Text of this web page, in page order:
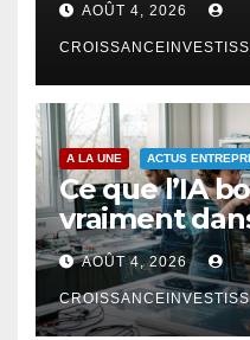
AOÛT 4, 2026
A LA UNE ACTUS
Ce que l’IA
vraiment
AOÛT 4, 2026